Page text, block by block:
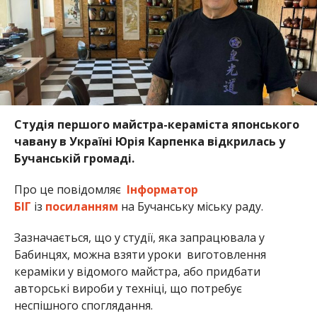
Студія першого майстра-кераміста японського
чавану в Україні Юрія Карпенка відкрилась у
Бучанській громаді.
Про це повідомляє Інформатор
БІГ із посиланням на Бучанську міську раду.
Зазначається, що у студії, яка запрацювала у
Бабинцях, можна взяти уроки виготовлення
кераміки у відомого майстра, або придбати
авторські вироби у техніці, що потребує
неспішного споглядання.